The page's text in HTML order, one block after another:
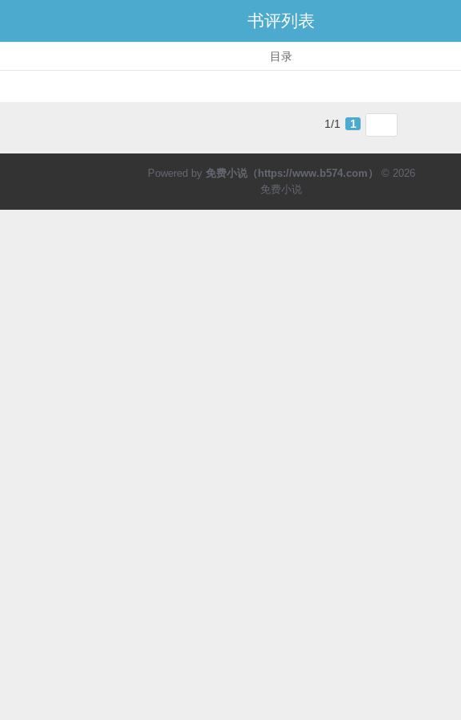
书评列表
目录
1/1 1
Powered by 免费小说（https://www.b574.com）
© 2026
免费小说